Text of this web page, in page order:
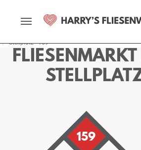
Stellplatz - 159
159